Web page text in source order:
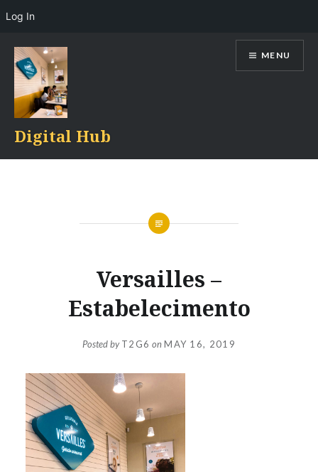
content
Digital Hub
MENU
Versailles –
Estabelecimento
Posted byT2G6 onMAY 16, 2019
Log In